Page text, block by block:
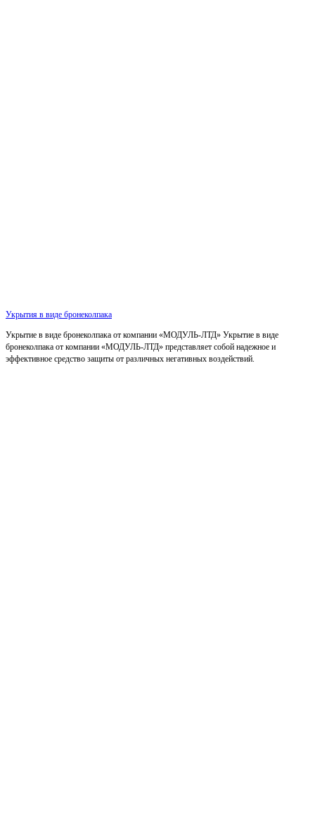
Укрытия в виде бронеколпака
Укрытие в виде бронеколпака от компании «МОДУЛЬ-ЛТД» Укрытие в виде
бронеколпака от компании «МОДУЛЬ-ЛТД» представляет собой надежное и
эффективное средство защиты от различных негативных воздействий.